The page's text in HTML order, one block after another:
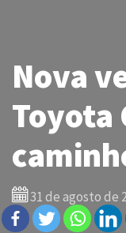
Nova
Toyota
31 de agosto de